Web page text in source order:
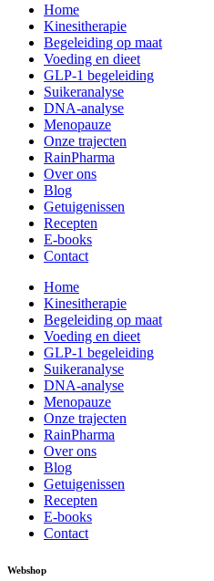
Home
Kinesitherapie
Begeleiding op maat
Voeding en dieet
GLP-1 begeleiding
Suikeranalyse
DNA-analyse
Menopauze
Onze trajecten
RainPharma
Over ons
Blog
Getuigenissen
Recepten
E-books
Contact
Home
Kinesitherapie
Begeleiding op maat
Voeding en dieet
GLP-1 begeleiding
Suikeranalyse
DNA-analyse
Menopauze
Onze trajecten
RainPharma
Over ons
Blog
Getuigenissen
Recepten
E-books
Contact
Webshop